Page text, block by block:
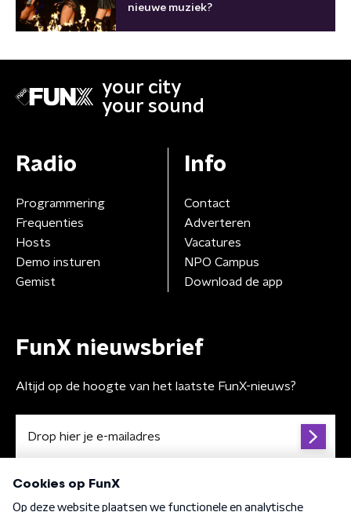
nieuwe muziek?
your city
your sound
Radio
Programmering
Frequenties
Hosts
Demo insturen
Gemist
Info
Contact
Adverteren
Vacatures
NPO Campus
Download de app
FunX nieuwsbrief
Altijd op de hoogte van het laatste FunX-nieuws?